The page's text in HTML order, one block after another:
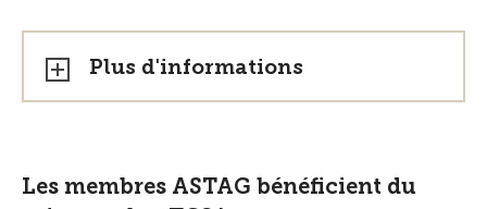
Plus d'informations
Les membres ASTAG bénéficient du